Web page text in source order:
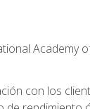
Academy
con los